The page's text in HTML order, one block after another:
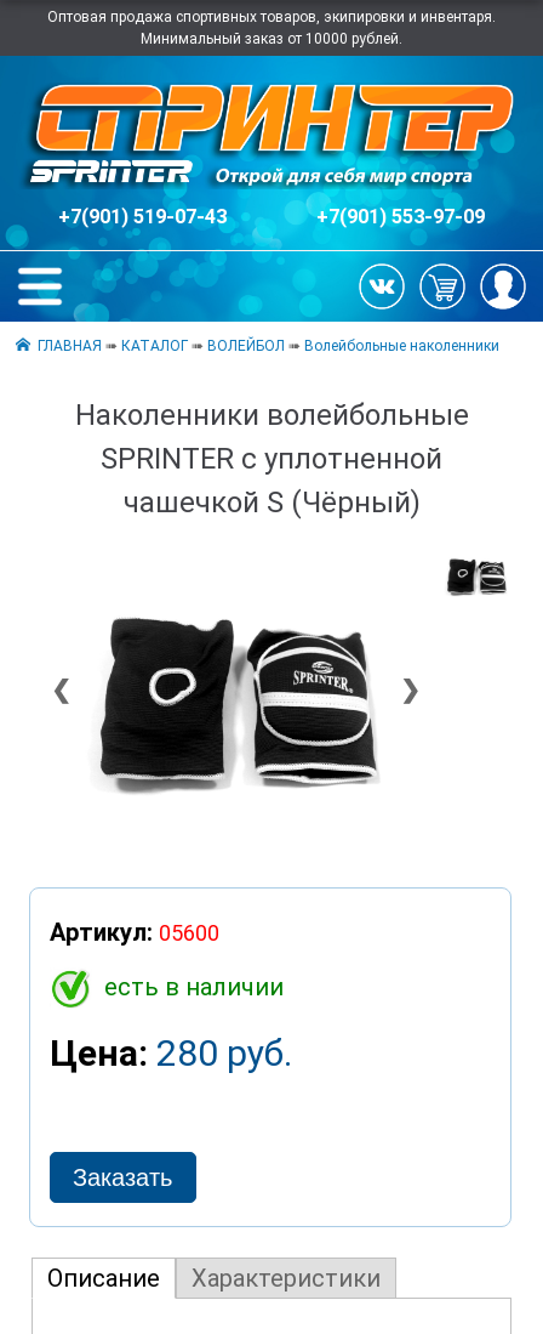
Оптовая продажа спортивных товаров, экипировки и инвентаря.
Минимальный заказ от 10000 рублей.
+7(901) 519-07-43 +7(901) 553-97-09
ГЛАВНАЯ ➠КАТАЛОГ ➠ВОЛЕЙБОЛ ➠Волейбольные наколенники
Наколенники волейбольные
SPRINTER с уплотненной
чашечкой S (Чёрный)
❮ ❯
Артикул: 05600
есть в наличии
Цена: 280 руб.
Описание Характеристики